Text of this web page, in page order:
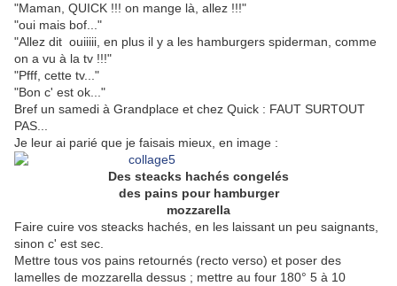
"Maman, QUICK !!! on mange là, allez !!!"
"oui mais bof..."
"Allez dit ouiiiii, en plus il y a les hamburgers spiderman, comme
on a vu à la tv !!!"
"Pfff, cette tv..."
"Bon c' est ok..."
Bref un samedi à Grandplace et chez Quick : FAUT SURTOUT
PAS...
Je leur ai parié que je faisais mieux, en image :
Des steacks hachés congelés
des pains pour hamburger
mozzarella
Faire cuire vos steacks hachés, en les laissant un peu saignants,
sinon c' est sec.
Mettre tous vos pains retournés (recto verso) et poser des
lamelles de mozzarella dessus ; mettre au four 180° 5 à 10